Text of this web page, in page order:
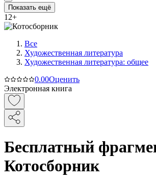
Показать ещё
12+
Все
Художественная литература
Художественная литература: общее
0.00Оценить
Электронная книга
Бесплатный
Котосборник